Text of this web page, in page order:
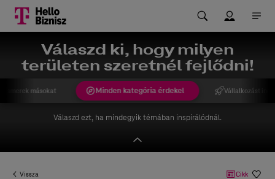
Válaszd ki, hogy milyen
területen szeretnél fejlődni!
Minden kategória érdekel Vállalkozást
másokat
Válaszd ezt, ha mindegyik témában inspirálódnál.
Vissza Cikk